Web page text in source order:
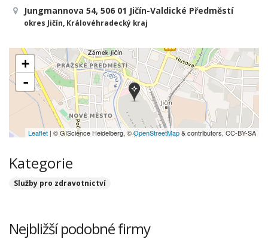
Jungmannova 54, 506 01 Jičín-Valdické Předměstí
okres Jičín, Královéhradecký kraj
+
-
Leaflet | © GIScience Heidelberg, ©OpenStreetMap& contributors, CC-BY-SA
Kategorie
Služby pro zdravotnictví
Nejbližší podobné firmy